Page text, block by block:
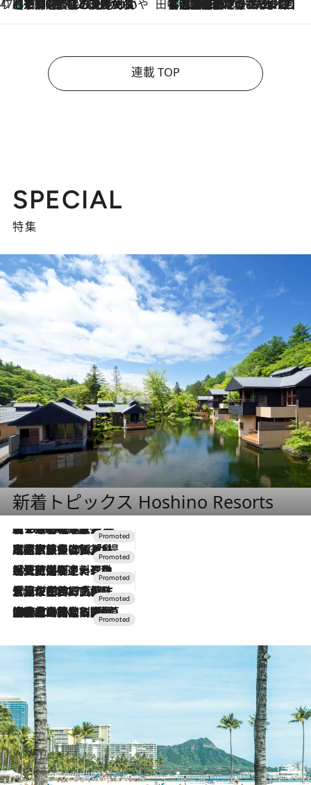
47都道府県の手みやげ ひんやりスイーツで夏を満喫
2026.8.7
【京都府】この夏絶対食べたい 冷やしておいしいおやつ3選 ひと口目から心を掴む新緑のテリーヌ 田中稲の勝手に再ブーム
2026.8.7
「湘南乃風に憧れて」観客大盛上がりの“タオル回し”に、ラッパー顔負けの高速歌唱まで…さだまさし（74）のアグレッシブすぎる現在地
連載 TOP
SPECIAL
特集
新着トピックス Hoshino Resorts
2026.8.7
【トンボの足水浴】ヒノキの香りに包まれて涼感マックス！約13℃の湧水かけ流しを避暑地「星野温泉 トンボの湯」で体験
2026.7.31
【ホテル帰省】という選択肢をOMOが提案。家族とほどよい距離を保つには「昼は実家、夜は気兼ねなくホテルで！」
2026.7.24
【夏限定ディナーコース】旬を迎える稚鮎や花ズッキーニなどをイタリア・トスカーナの郷土料理の手法で満喫！
2026.7.17
「土佐和ハーブかき氷」がOMO7高知に登場！生姜、山椒、大葉など目にも舌にも涼を呼ぶ郷土の味
2026.7.10
NEW OPEN！【界 草津】名湯の地に誕生。趣の異なる2種の温泉と上州ならではの会席・蕎麦割烹など美食を味わう究極の癒やし旅